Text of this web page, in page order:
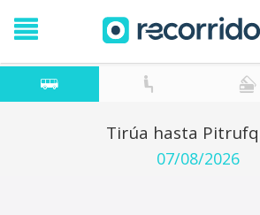
Tirúa hasta
07/08/2026